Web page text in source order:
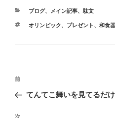
カ
ゴ
ブログ、 メイン記事、 駄文
タ
オリンピック、 プレゼント 、 和食器
投
ナ
ビ
前
の
稿
前
てんてこ舞いを見てるだ
次